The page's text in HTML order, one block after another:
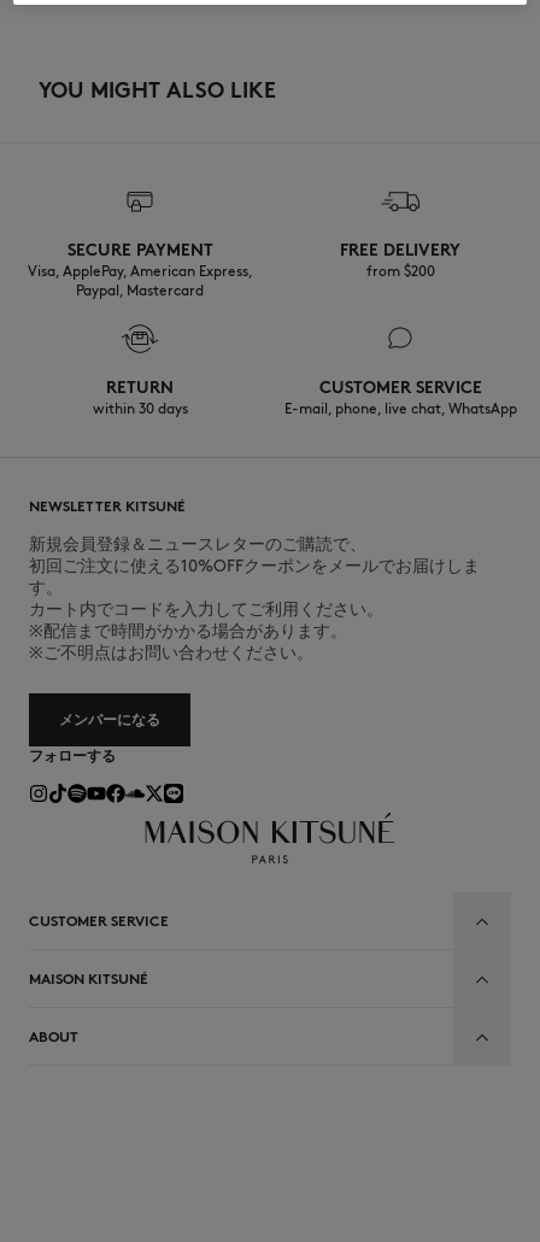
YOU MIGHT ALSO LIKE
SECURE PAYMENT
Visa, ApplePay, American Express,
Paypal, Mastercard
FREE DELIVERY
from $200
RETURN
within 30 days
CUSTOMER SERVICE
E-mail, phone, live chat, WhatsApp
NEWSLETTER KITSUNÉ
新規会員登録＆ニュースレターのご購読で、
初回ご注文に使える10%OFFクーポンをメールでお届けしま
す。
カート内でコードを入力してご利用ください。
※配信まで時間がかかる場合があります。
※ご不明点はお問い合わせください。
メンバーになる
フォローする
CUSTOMER SERVICE
MAISON KITSUNÉ
ABOUT